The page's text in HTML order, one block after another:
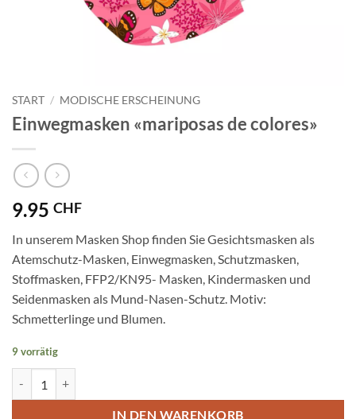
START / MODISCHE ERSCHEINUNG
Einwegmasken «mariposas de colores»
9.95 CHF
In unserem Masken Shop finden Sie Gesichtsmasken als
Atemschutz-Masken, Einwegmasken, Schutzmasken,
Stoffmasken, FFP2/KN95- Masken, Kindermasken und
Seidenmasken als Mund-Nasen-Schutz. Motiv:
Schmetterlinge und Blumen.
9 vorrätig
IN DEN WARENKORB